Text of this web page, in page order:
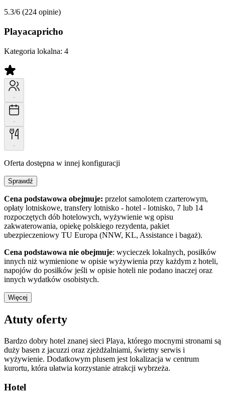
5.3/6 (224 opinie)
Playacapricho
Kategoria lokalna: 4
-
-
-
Oferta dostępna w innej konfiguracji
Sprawdź
Cena podstawowa obejmuje: przelot samolotem czarterowym,
opłaty lotniskowe, transfery lotnisko - hotel - lotnisko, 7 lub 14
rozpoczętych dób hotelowych, wyżywienie wg opisu
zakwaterowania, opiekę polskiego rezydenta, pakiet
ubezpieczeniowy TU Europa (NNW, KL, Assistance i bagaż).
Cena podstawowa nie obejmuje: wycieczek lokalnych, posiłków
innych niż wymienione w opisie wyżywienia przy każdym z hoteli,
napojów do posiłków jeśli w opisie hoteli nie podano inaczej oraz
innych wydatków osobistych.
Więcej
Atuty oferty
Bardzo dobry hotel znanej sieci Playa, którego mocnymi stronami są
duży basen z jacuzzi oraz zjeżdżalniami, świetny serwis i
wyżywienie. Dodatkowym plusem jest lokalizacja w centrum
kurortu, która ułatwia korzystanie atrakcji wybrzeża.
Hotel